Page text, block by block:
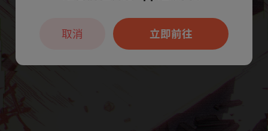
本章节仅支持App阅读，可打开App新用
户7天免费看立即前往
取消